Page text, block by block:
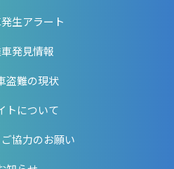
生アラート
発見情報
盗難の現状
トについて
協力のお願い